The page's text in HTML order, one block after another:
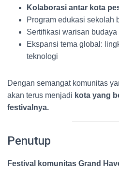
Kolaborasi antar kota
Program edukasi sekolah
Sertifikasi warisan
Ekspansi tema global:
teknologi
Dengan semangat komunitas
akan terus menjadi kota yang
festivalnya.
Penutup
Festival komunitas Grand